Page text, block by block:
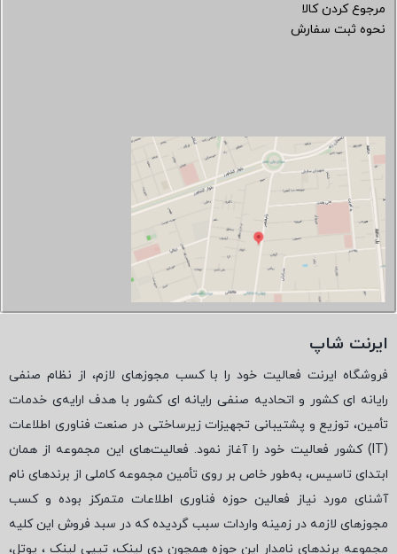
مرجوع کردن کالا
نحوه ثبت سفارش
ایرنت شاپ
فروشگاه ایرنت فعالیت خود را با کسب مجوزهای لازم، از نظام صنفی
رایانه ای کشور و اتحادیه صنفی رایانه ای کشور با هدف ارایه‌ی خدمات
تأمین، توزیع و پشتیبانی تجهیزات زیرساختی در صنعت فناوری اطلاعات
(
IT) کشور فعالیت خود را آغاز نمود. فعالیت‌های این مجموعه از همان
ابتدای تاسیس، به‌طور خاص بر روی تأمین مجموعه کاملی از برندهای نام
آشنای مورد نیاز فعالین حوزه فناوری اطلاعات متمرکز بوده و کسب
مجوزهای لازمه در زمینه واردات سبب گردیده که در سبد فروش این کلیه
مجموعه برندهای نامدار این حوزه همچون دی لینک، تیپی لینک ، یوتل،